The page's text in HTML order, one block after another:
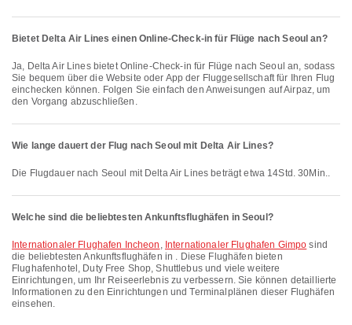
Bietet Delta Air Lines einen Online-Check-in für Flüge nach Seoul an?
Ja, Delta Air Lines bietet Online-Check-in für Flüge nach Seoul an, sodass
Sie bequem über die Website oder App der Fluggesellschaft für Ihren Flug
einchecken können. Folgen Sie einfach den Anweisungen auf Airpaz, um
den Vorgang abzuschließen.
Wie lange dauert der Flug nach Seoul mit Delta Air Lines?
Die Flugdauer nach Seoul mit Delta Air Lines beträgt etwa 14Std. 30Min..
Welche sind die beliebtesten Ankunftsflughäfen in Seoul?
Internationaler Flughafen Incheon , Internationaler Flughafen Gimpo sind
die beliebtesten Ankunftsflughäfen in . Diese Flughäfen bieten
Flughafenhotel, Duty Free Shop, Shuttlebus und viele weitere
Einrichtungen, um Ihr Reiseerlebnis zu verbessern. Sie können detaillierte
Informationen zu den Einrichtungen und Terminalplänen dieser Flughäfen
einsehen.